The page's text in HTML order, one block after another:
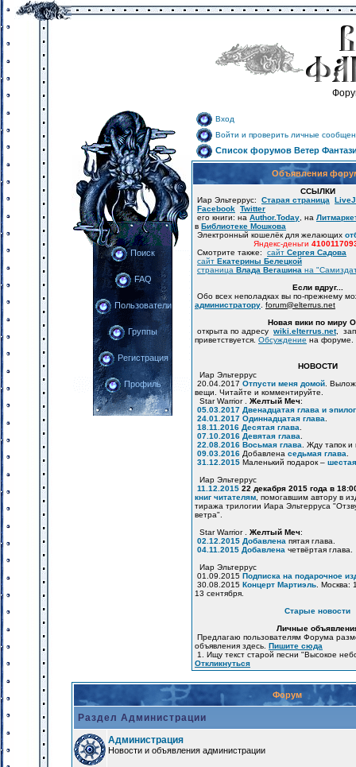
Поиск
FAQ
Пользователи
Группы
Регистрация
Профиль
Вход
Войти и проверить личные
Список форумов Ветер
Объявления
ССЫЛКИ
Иар Эльтеррус: Старая страница
Facebook Twitter
его книги: на Author.Today , на
в Библиотеке Мошкова
Электронный кошелёк для желающих
Яндекс-деньги
Смотрите также: сайт Сергея Садова
сайт Екатерины Белецкой
страница Влада Вегашина на
Если вдруг...
Обо всех неполадках вы по-прежнему
администратору forum@elterrus.net
Новая вики по миру
открыта по адресу wiki.elterrus.net,
приветствуется. Обсуждение на форуме.
НОВОСТИ
Иар Эльтеррус
20.04.2017 Отпусти меня домой .
вещи. Читайте и комментируйте.
Star Warrior . Желтый Меч:
05.03.2017 Двенадцатая глава и эпилог
24.01.2017 Одиннадцатая глава
18.11.2016 Десятая глава
07.10.2016 Девятая глава
22.08.2016 Восьмая глава . Жду тапок
09.03.2016 Добавлена седьмая глава
31.12.2015 Маленький подарок –
Иар Эльтеррус
11.12.2015 22 декабря 2015 года в
книг читателям , помогавшим автору в
тиража трилогии Иара Эльтерруса
ветра".
Star Warrior . Желтый Меч:
02.12.2015 Добавлена пятая глава.
04.11.2015 Добавлена четвёртая глава.
Иар Эльтеррус
01.09.2015 Подписка на подарочное
30.08.2015 Концерт Мартиэль . Москва:
13 сентября.
Старые новости
Личные
Предлагаю пользователям Форума
объявления здесь. Пишите сюда
1. Ищу текст старой песни "Высокое
Откликнуться
Форум
Раздел Администрации
Администрация
Новости и объявления администрации